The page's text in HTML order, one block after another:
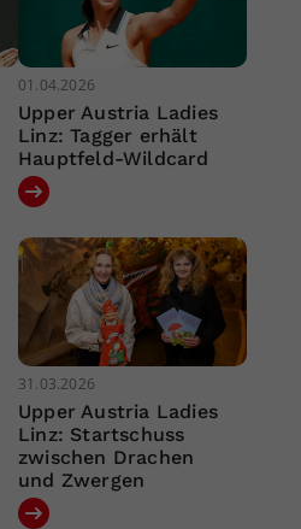
01.04.2026
Upper Austria Ladies
Linz: Tagger erhält
Hauptfeld-Wildcard
31.03.2026
Upper Austria Ladies
Linz: Startschuss
zwischen Drachen
und Zwergen